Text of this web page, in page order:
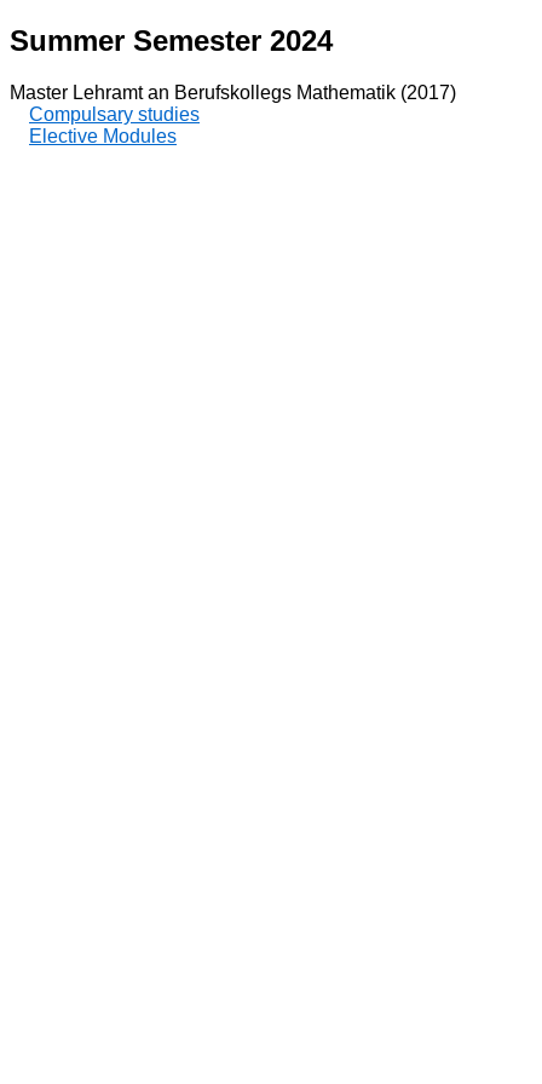
Summer Semester 2024
Master Lehramt an Berufskollegs Mathematik (2017)
Compulsary studies
Elective Modules